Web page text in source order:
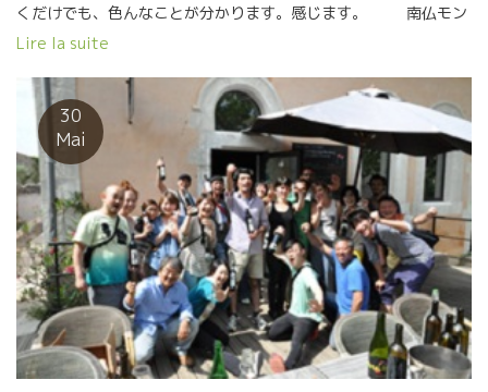
くだけでも、色んなことが分かります。感じます。 南仏モン
ペリエで行われた自然派ワイン試飲会、リレール試飲会に始まっ
自然派ワインのデモンストレーションが行われました。 訪問客も
世界中から訪れるようになりました。物凄い勢いで広がっていま
す。 造り手も増えて、自然派ワインも大きく進化をしています。
勿論、すべての自然派ワインが美味しいわけではありません。 日
本に輸入されているものは、選りすぐりの自然派ワイン達です。
なんと１１社のインポーターが集まり各社、選りすぐりのワイン
を揃えてあります。 自然派ワインの傾向、進化が読めます。 ★東
京 ２月１９日（火） １２：００～１７：００ 場所；ホテルモント
レイ半蔵門 １Ｆ 試飲入場料：１０００円 ★名古屋 ２月２０
（火） １２：００～１７：００ 場所：レンタルスタジオ『スタス
タ久屋』TEL:052-588-5881 名古屋市中区丸の内3-6-21
久屋鍛冶町ビルディング３Ｆ 試飲入場料：５００円
Lire la suite
30
Mai